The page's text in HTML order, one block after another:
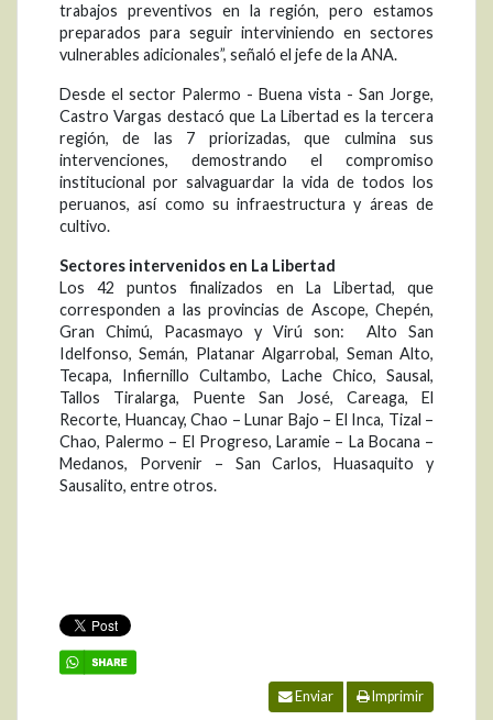
trabajos preventivos en la región, pero estamos
preparados para seguir interviniendo en sectores
vulnerables adicionales”, señaló el jefe de la ANA.
Desde el sector Palermo - Buena vista - San Jorge,
Castro Vargas destacó que La Libertad es la tercera
región, de las 7 priorizadas, que culmina sus
intervenciones, demostrando el compromiso
institucional por salvaguardar la vida de todos los
peruanos, así como su infraestructura y áreas de
cultivo.
Sectores intervenidos en La Libertad
Los 42 puntos finalizados en La Libertad, que
corresponden a las provincias de Ascope, Chepén,
Gran Chimú, Pacasmayo y Virú son: Alto San
Idelfonso, Semán, Platanar Algarrobal, Seman Alto,
Tecapa, Infiernillo Cultambo, Lache Chico, Sausal,
Tallos Tiralarga, Puente San José, Careaga, El
Recorte, Huancay, Chao – Lunar Bajo – El Inca, Tizal –
Chao, Palermo – El Progreso, Laramie – La Bocana –
Medanos, Porvenir – San Carlos, Huasaquito y
Sausalito, entre otros.
Enviar Imprimir